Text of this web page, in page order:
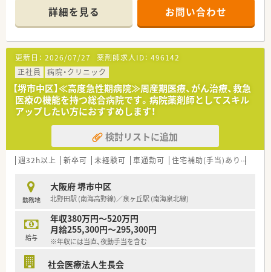
■研修制度は様々なプランがあり、集合研修だけでなく任意で受
講可能な研修も幅広く用意されています
■店舗で活躍する従業員、社外で活躍する従業員、将来経営幹部
となる従業員など、薬剤師として様々な活躍ができるフィールド
を用意されています
■総合薬剤師・調剤薬剤師（土日休み・19時までの勤務）どちらか
の働き方を選択できます
■調剤併設型だけでなく「医療モール・クリニック併設店舗」「敷
地内薬局」「訪問調剤特化型店舗」など様々な店舗を運営してい
ます
■在宅医療にも積極的取り組んでおり「訪問調剤特化型店舗」を
50店舗以上、無菌調剤室は業界最多の51店舗設置しています
■「プラチナくるみん認定企業」「健康経営優良法人2023（大規模
法人部門）認定」等を取得し一人ひとりが働きやすい環境が整備
されています
があるのも特徴です
詳細を見る お問い合わせ
更新日： 2026/07/27 薬剤師求人ID： 496142
正社員
病院・クリニック
【堺市中区】≪高度急性期病院≫周産期医療、がん治療、救急
医療の機能を持つ総合病院です。病院薬剤師としてスキル
アップしたい方におすすめします！
検討リストに追加
週32h以上 新卒可 未経験可 車通勤可 住宅補助(手当)あり
勤務地
大阪府 堺市中区
北野田駅 (南海高野線)／泉ヶ丘駅 (南海泉北線)
給与
年収380万円～520万円
月給255,300円～295,300円
※年収には当直、夜勤手当を含む
社会医療法人生長会